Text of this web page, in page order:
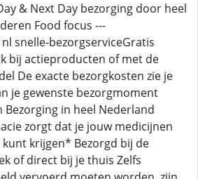
& Next Day bezorging door heel
Food focus ---
snelle-bezorgserviceGratis
bij actieproducten of met de
De exacte bezorgkosten zie je
je gewenste bezorgmoment
in heel Nederland
zorgt dat je jouw medicijnen
krijgen* Bezorgd bij de
of direct bij je thuis Zelfs